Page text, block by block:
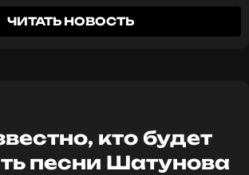
«Это самая тяжёлая песня
я спел», - высказался о
складывались
авторских правах на песни
судебные разбирательства.
ЧИТАТЬ НОВОСТЬ
кто будет
песни Шатунова